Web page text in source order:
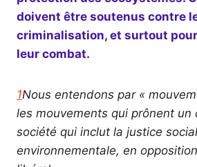
doivent être soutenus contre
criminalisation, et surtout
leur combat.
1Nous entendons par «
les mouvements qui prônent un
société qui inclut la justice
environnementale, en